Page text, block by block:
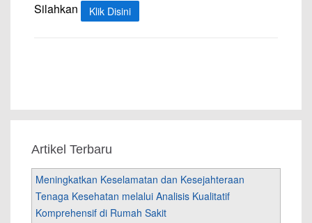
Silahkan
Klik Disini
Artikel Terbaru
Meningkatkan Keselamatan dan Kesejahteraan
Tenaga Kesehatan melalui Analisis Kualitatif
Komprehensif di Rumah Sakit